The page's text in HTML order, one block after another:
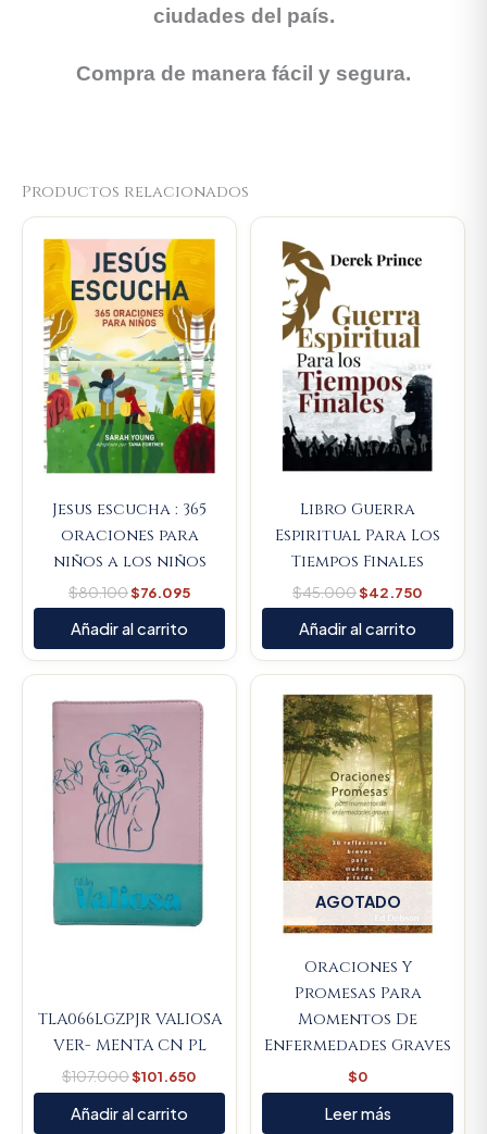
ciudades del país.
Compra de manera fácil y segura.
Productos relacionados
Jesus escucha : 365
oraciones para
niños a los niños
$80.100
price
was:
$80.100.
$76.095
Current
price
is:
Añadir al carrito
Libro Guerra
Espiritual Para Los
Tiempos Finales
$45.000
was:
$42.750
Current
Añadir al carrito
TLA066LGZPJR VALIOSA
VER- MENTA CN PL
$107.000
price
was:
$107.000.
$101.650
Current
price
is:
$101.650.
Añadir al carrito
AGOTADO
Oraciones Y
Promesas Para
Momentos De
Enfermedades Graves
$0
Leer más